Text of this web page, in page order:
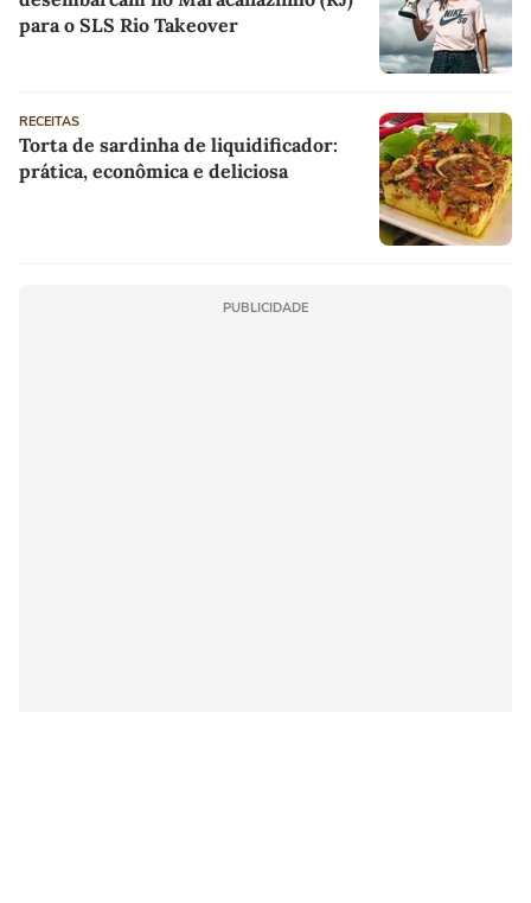
para o SLS Rio Takeover
RECEITAS
Torta de sardinha de liquidificador:
prática, econômica e deliciosa
PUBLICIDADE